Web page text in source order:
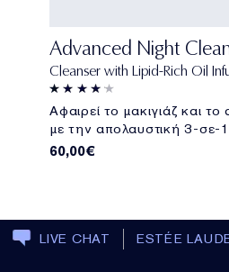
Advanced Night
Cleanser with Lipid-Rich Oil
Αφαιρεί το μακιγιάζ και το
με την απολαυστική 3-σε-
60,00€
LIVE CHAT ESTÉE